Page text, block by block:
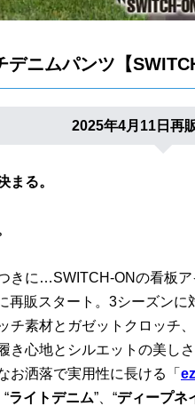
デニムパンツ【
2025年4月11日再
まる。
きに…SWITCH-ONの看板ア
再販スタート。3シーズン
チ素材とガゼットクロッチ
き心地とシルエットの美し
お洒落で実用性に長ける「
“ライトデニム”、“ディープネ